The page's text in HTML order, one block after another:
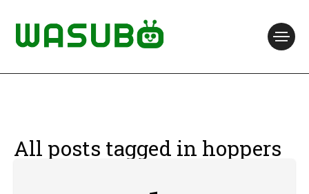
All posts tagged in hoppers